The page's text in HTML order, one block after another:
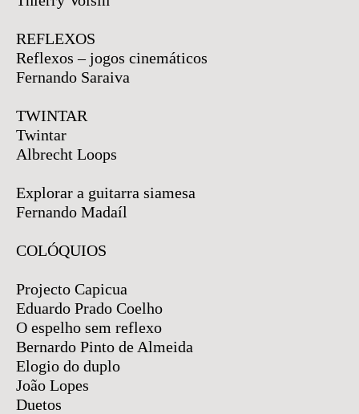
REFLEXOS
Reflexos – jogos cinemáticos
Fernando Saraiva
TWINTAR
Twintar
Albrecht Loops
Explorar a guitarra siamesa
Fernando Madaíl
COLÓQUIOS
Projecto Capicua
Eduardo Prado Coelho
O espelho sem reflexo
Bernardo Pinto de Almeida
Elogio do duplo
João Lopes
Duetos